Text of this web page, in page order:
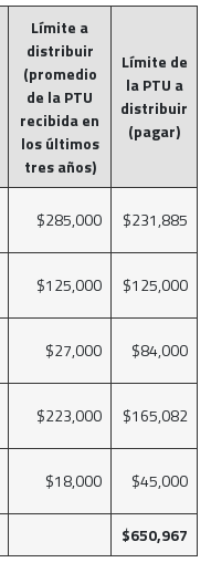
Límite a
distribuir
(promedio
de la PTU
recibida en
los últimos
tres años)
Límite de
la PTU a
distribuir
(pagar)
$285,000 $231,885
$125,000 $125,000
$27,000 $84,000
$223,000 $165,082
$18,000 $45,000
$650,967